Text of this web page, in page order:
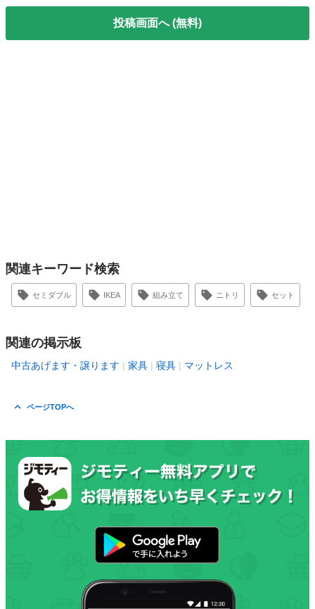
投稿画面へ (無料)
関連キーワード検索
セミダブル IKEA 組み立て ニトリ セット
関連の掲示板
中古あげます・譲ります 家具 寝具 マットレス
ページTOPへ